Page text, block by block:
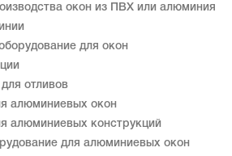
окон из ПВХ или алюминия
для окон
отливов
алюминиевых окон
алюминиевых конструкций
для алюминиевых окон